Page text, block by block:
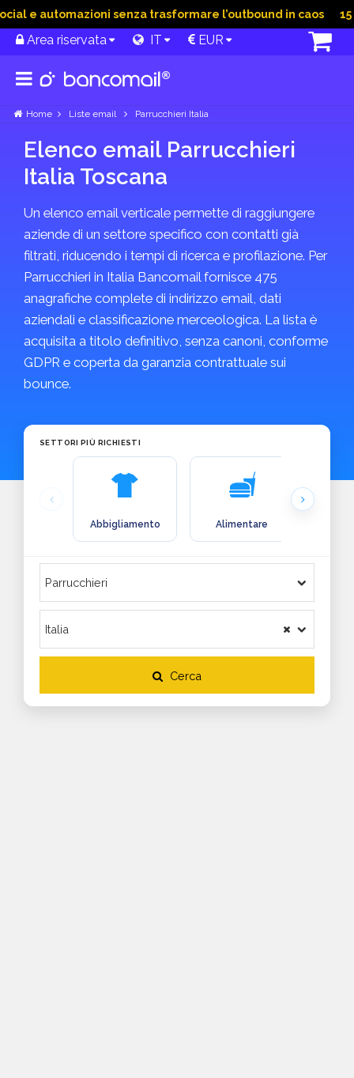
e automazioni senza trasformare l’outbound in caos 15
Area riservata IT EUR
Home Liste email Parrucchieri Italia
Elenco email Parrucchieri
Italia Toscana
Un elenco email verticale permette di raggiungere
aziende di un settore specifico con contatti già
filtrati, riducendo i tempi di ricerca e profilazione. Per
Parrucchieri in Italia Bancomail fornisce 475
anagrafiche complete di indirizzo email, dati
aziendali e classificazione merceologica. La lista è
acquisita a titolo definitivo, senza canoni, conforme
GDPR e coperta da garanzia contrattuale sui
bounce.
SETTORI PIÙ RICHIESTI
Abbigliamento Alimentare
Cerca